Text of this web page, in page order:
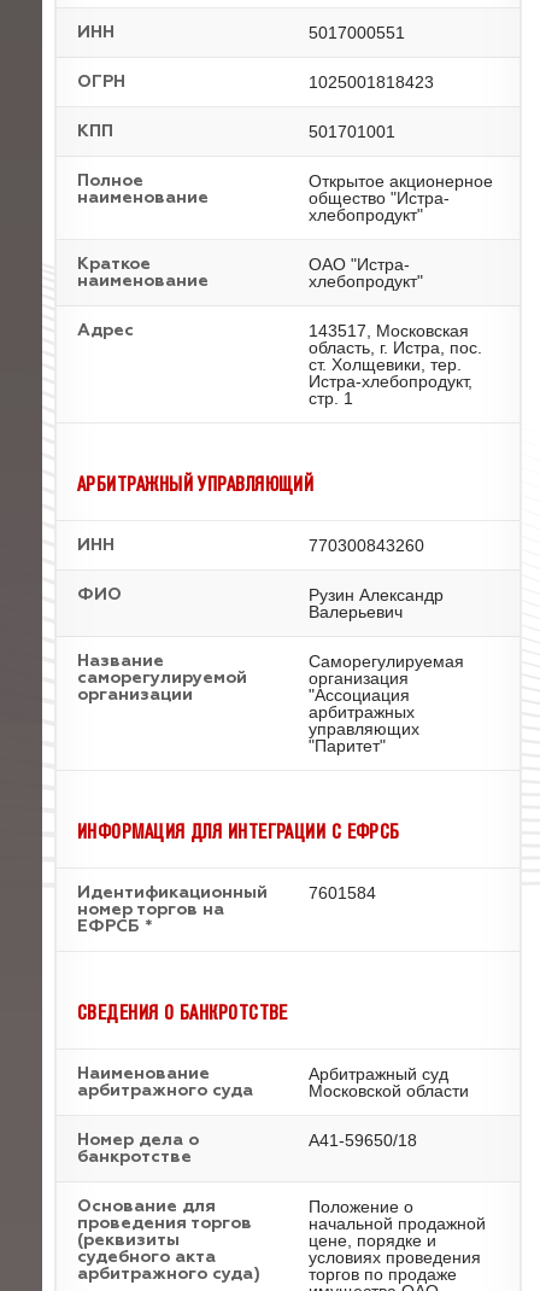
ИНН 5017000551
ОГРН 1025001818423
КПП 501701001
Полное
наименование
Открытое акционерное
общество "Истра-
хлебопродукт"
Краткое
наименование
ОАО "Истра-
хлебопродукт"
Адрес
143517, Московская
область, г. Истра, пос.
ст. Холщевики, тер.
Истра-хлебопродукт,
стр. 1
АРБИТРАЖНЫЙ УПРАВЛЯЮЩИЙ
ИНН 770300843260
ФИО
Рузин Александр
Валерьевич
Название
саморегулируемой
организации
Саморегулируемая
организация
"Ассоциация
арбитражных
управляющих
"Паритет"
ИНФОРМАЦИЯ ДЛЯ ИНТЕГРАЦИИ С ЕФРСБ
Идентификационный
номер торгов на
ЕФРСБ *
7601584
СВЕДЕНИЯ О БАНКРОТСТВЕ
Наименование
арбитражного суда
Арбитражный суд
Московской области
Номер дела о
банкротстве
А41-59650/18
Основание для
проведения торгов
(реквизиты
судебного акта
арбитражного суда)
Положение о
начальной продажной
цене, порядке и
условиях проведения
торгов по продаже